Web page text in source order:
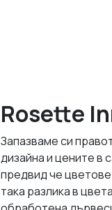
Rosette
Запазваме си
дизайна и цените в
предвид че
така разлика в